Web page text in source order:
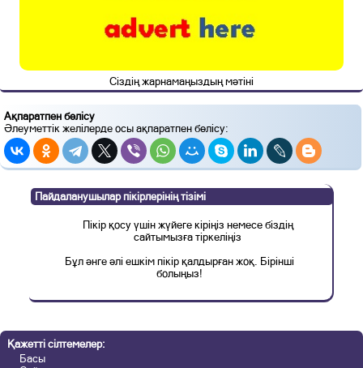
Сіздің жарнамаңыздың мәтіні
Ақпаратпен бөлісу
Әлеуметтік желілерде осы ақпаратпен бөлісу:
Пайдаланушылар пікірлерінің тізімі
Пікір қосу үшін жүйеге кіріңіз немесе біздің
сайтымызға тіркеліңіз
Бұл әнге әлі ешкім пікір қалдырған жоқ. Бірінші
болыңыз!
Қажетті сілтемелер:
Басы